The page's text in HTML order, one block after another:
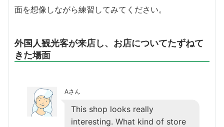
面を想像しながら練習してみてください。
外国人観光客が来店し、お店についてたずねて
きた場面
Aさん
This shop looks really
interesting. What kind of store